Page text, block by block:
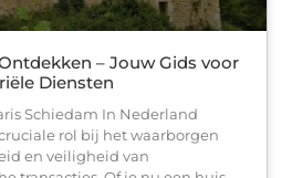
– Jouw Gids voor
Diensten
Schiedam In Nederland
rol bij het waarborgen
en veiligheid van